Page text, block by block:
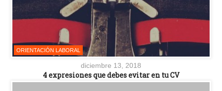
ORIENTACIÓN LABORAL
diciembre 13, 2018
4 expresiones que debes evitar en tu CV